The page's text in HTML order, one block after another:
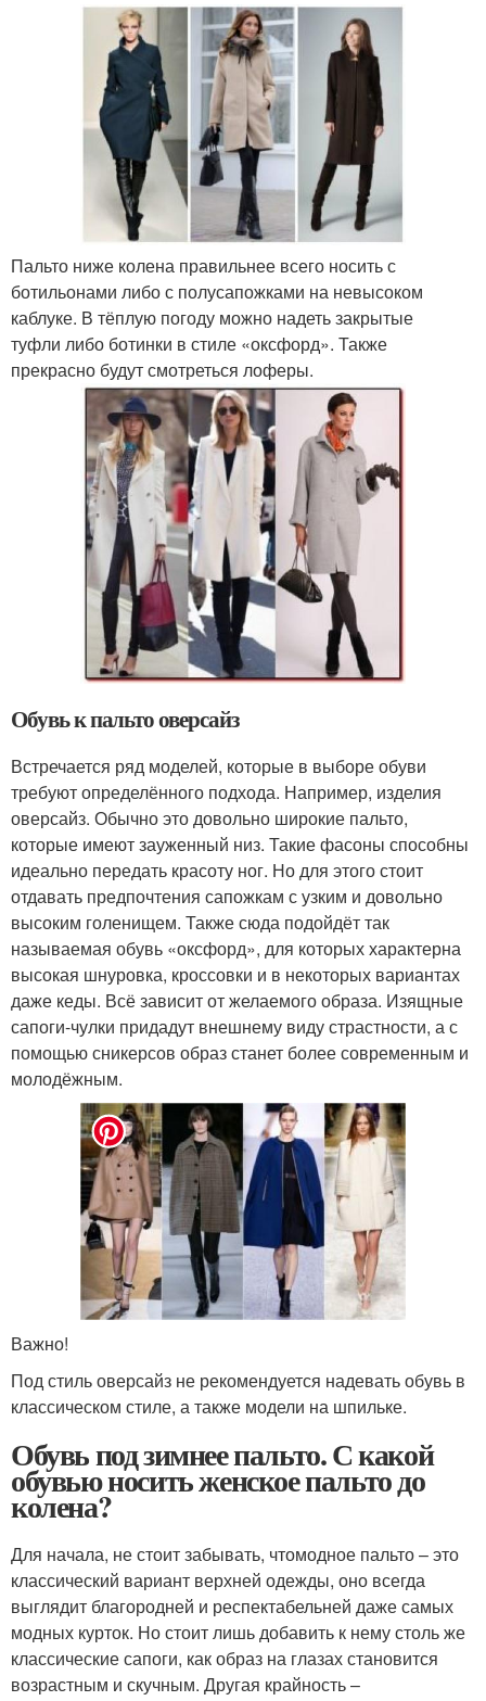
Пальто ниже колена правильнее всего носить с
ботильонами либо с полусапожками на невысоком
каблуке. В тёплую погоду можно надеть закрытые
туфли либо ботинки в стиле «оксфорд». Также
прекрасно будут смотреться лоферы.
Обувь к пальто оверсайз
Встречается ряд моделей, которые в выборе обуви
требуют определённого подхода. Например, изделия
оверсайз. Обычно это довольно широкие пальто,
которые имеют зауженный низ. Такие фасоны способны
идеально передать красоту ног. Но для этого стоит
отдавать предпочтения сапожкам с узким и довольно
высоким голенищем. Также сюда подойдёт так
называемая обувь «оксфорд», для которых характерна
высокая шнуровка, кроссовки и в некоторых вариантах
даже кеды. Всё зависит от желаемого образа. Изящные
сапоги-чулки придадут внешнему виду страстности, а с
помощью сникерсов образ станет более современным и
молодёжным.
Важно!
Под стиль оверсайз не рекомендуется надевать обувь в
классическом стиле, а также модели на шпильке.
Обувь под зимнее пальто. С какой
обувью носить женское пальто до
колена?
Для начала, не стоит забывать, чтомодное пальто – это
классический вариант верхней одежды, оно всегда
выглядит благородней и респектабельней даже самых
модных курток. Но стоит лишь добавить к нему столь же
классические сапоги, как образ на глазах становится
возрастным и скучным. Другая крайность –